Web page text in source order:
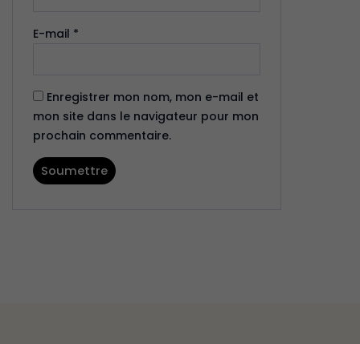
E-mail *
Enregistrer mon nom, mon e-mail et
mon site dans le navigateur pour mon
prochain commentaire.